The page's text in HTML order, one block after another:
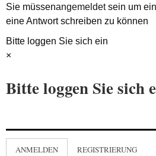
Sie müssenangemeldetsein um
eine Antwort schreiben zu können
Bitte loggen Sie sich ein
×
Bitte loggen Sie sich
ANMELDEN REGISTRIERUNG